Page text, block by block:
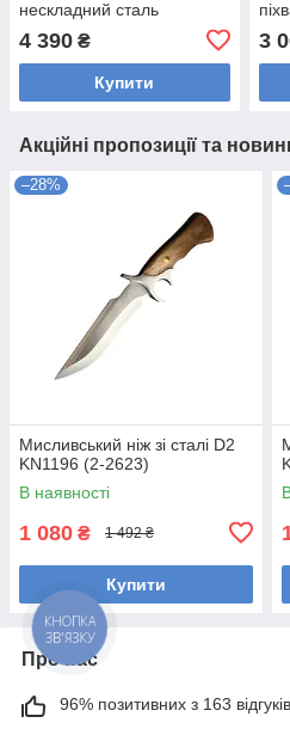
нескладний сталь
4 390 ₴
Купити
3
Акційні пропозиції та
–28%
Мисливський ніж зі сталі D2
KN1196 (2-2623)
В наявності
1 080 ₴ 1 492 ₴
Купити
Про нас
96% позитивних з 163
КНОПКА
ЗВ'ЯЗКУ